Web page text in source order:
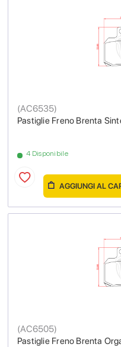
Pastiglie Freno Brenta
(AC6535)
4 Disponibile
AGGIUNGI AL
Pastiglie Freno Brenta
(AC6505)